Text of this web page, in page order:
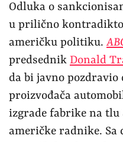
Odluka o
u prilično
američku politiku.
predsednik Donald
da bi javno
proizvođača
izgrade fabrike na tlu
američke radnike.